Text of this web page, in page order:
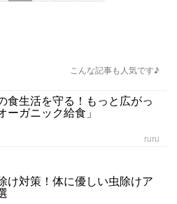
こんな記事も人気です♪
食生活を守る！もっと広がっ
ーガニック給食」
ruru
け対策！体に優しい虫除けア